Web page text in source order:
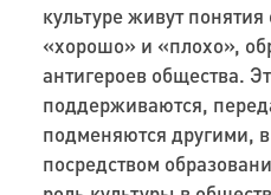
культуре живут понятия
«хорошо» и «плохо»,
антигероев общества.
поддерживаются,
подменяются другими,
посредством